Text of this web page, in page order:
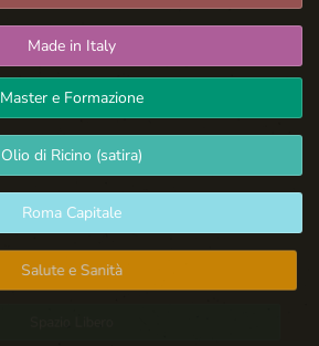
Made in Italy
Master e Formazione
Olio di Ricino (satira)
Roma Capitale
Salute e Sanità